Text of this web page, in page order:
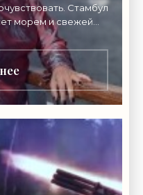
Стамбул
морем и свежей
азан, шумит